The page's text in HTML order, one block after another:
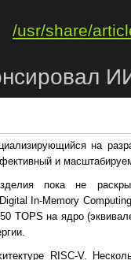
/usr/share/
на
и
пока не
In-Memory
TOPS на ядро
RISC-V.